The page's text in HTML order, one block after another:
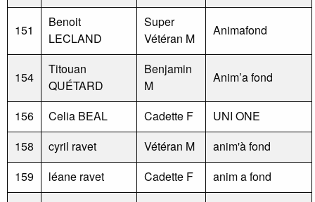
151
Benoit
LECLAND
Super
Vétéran M
Animafond
154
Titouan
QUÉTARD
Benjamin
M
Anim’a fond
156 Celia BEAL Cadette F
UNI ONE
158
cyril ravet Vétéran M
anim'à fond
159
léane ravet Cadette F
anim a fond